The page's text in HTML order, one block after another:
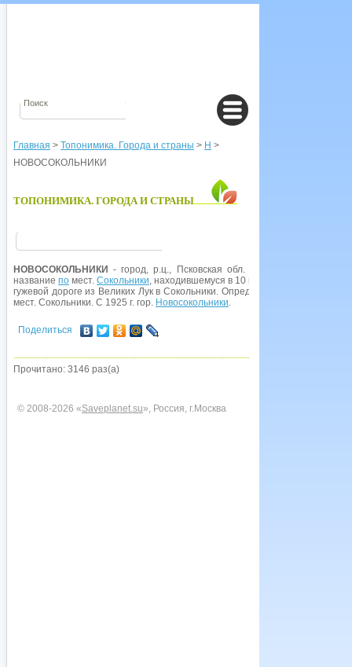
Главная > Топонимика. Города и страны > Н >
НОВОСОКОЛЬНИКИ
ТОПОНИМИКА. ГОРОДА И СТРАНЫ
НОВОСОКОЛЬНИКИ - город, р.ц., Псковская обл. Возник как пос. при
название по мест. Сокольники, находившемуся в 10 км от нее, на
гужевой дороге из Великих Лук в Сокольники. Определение ново-
мест. Сокольники. С 1925 г. гор. Новосокольники.
Поделиться
Прочитано: 3146 раз(а)
© 2008-2026 «Saveplanet.su», Россия, г.Москва